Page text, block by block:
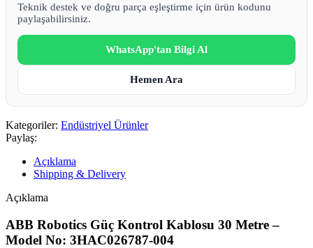
Teknik destek ve doğru parça eşleştirme için ürün kodunu
paylaşabilirsiniz.
WhatsApp'tan Bilgi Al
Hemen Ara
Kategoriler: Endüstriyel Ürünler
Paylaş:
Açıklama
Shipping & Delivery
Açıklama
ABB Robotics Güç Kontrol Kablosu 30 Metre –
Model No: 3HAC026787-004